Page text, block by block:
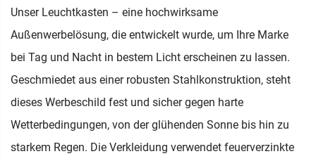
Unser Leuchtkasten – eine hochwirksame
Außenwerbelösung, die entwickelt wurde, um Ihre Marke
bei Tag und Nacht in bestem Licht erscheinen zu lassen.
Geschmiedet aus einer robusten Stahlkonstruktion, steht
dieses Werbeschild fest und sicher gegen harte
Wetterbedingungen, von der glühenden Sonne bis hin zu
starkem Regen. Die Verkleidung verwendet feuerverzinkte